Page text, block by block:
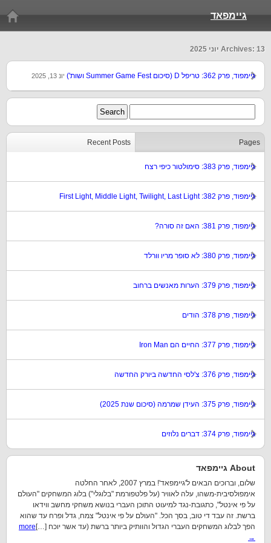
גיימפאד
Archives: 13 יוני 2025
גיימפוד, פרק 362: טריפל D (סיכום Summer Game Fest ושות') יונ 13, 2025
Recent Posts Pages
גיימפוד, פרק 383: סימולטור כיפי רצח
גיימפוד, פרק 382: First Light, Middle Light, Twilight, Last Light
גיימפוד, פרק 381: האם זה סורה?
גיימפוד, פרק 380: לא סופר מריו וורלד
גיימפוד, פרק 379: הערות מאנשים ברחוב
גיימפוד, פרק 378: הודים
גיימפוד, פרק 377: החיים הם Iron Man
גיימפוד, פרק 376: צ'לסי החדשה ביורק החדשה
גיימפוד, פרק 375: העידן שמרמה (סיכום שנת 2025)
גיימפוד, פרק 374: דברים נלוזים
About גיימפאד
שלום, וברוכים הבאים ל'גיימפאד'! במרץ 2007, לאחר החלטה
אימפולסיבית-משהו, עלה לאוויר (על פלטפורמת "בלוגלי") בלוג המשחקים "העולם
על פי אינטל", כתגובת-נגד למיעוט התוכן העברי בנושא משחקי מחשב ווידאו
ברשת. זה עבד די טוב, בסך הכל. "העולם על פי אינטל" צמח, גדל ופרח עד שהוא
הפך לבלוג המשחקים העברי הגדול והוותיק ביותר ברשת (עד אשר יוכח […] more
→